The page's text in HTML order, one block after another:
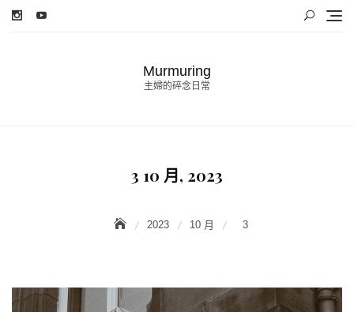
Skip
Murmuring
主婦的碎念日常
3 10 月, 2023
2023 10 月 3